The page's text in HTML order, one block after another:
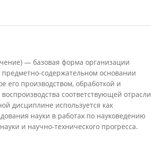
— базовая форма организации
содержательном основании
его производством, обработкой и
соответствующей отрасли
дисциплине используется как
науки в работах по науковедению
и научно-технического прогресса.